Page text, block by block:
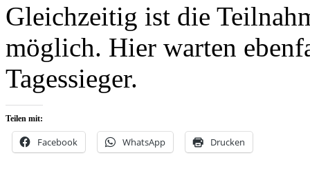
Gleichzeitig ist die
möglich. Hier warten
Tagessieger.
Teilen mit:
Facebook WhatsApp Drucken